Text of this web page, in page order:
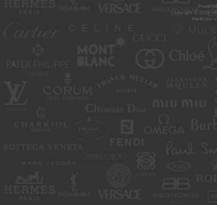
Copyright © 2026
Hacks por